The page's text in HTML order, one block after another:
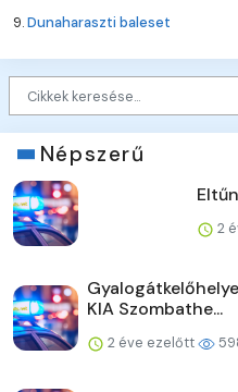
9.Dunaharaszti baleset
Népszerű
2
KIA Szombathe...
2 éve ezelőtt